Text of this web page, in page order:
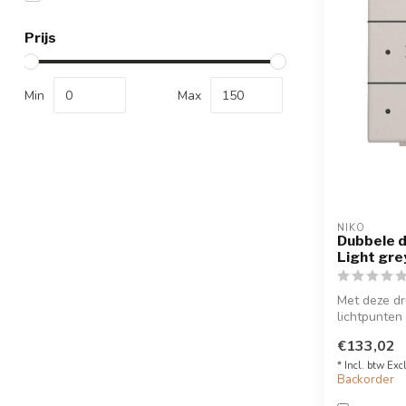
Prijs
Min Max
NIKO
Dubbele
Light
Met deze
€133,02
* Incl. btw
Backorder